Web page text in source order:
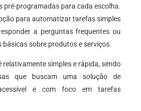
pré-programadas para cada escolha.
para automatizar tarefas simples
a perguntas frequentes ou
sobre produtos e serviços.
relativamente simples e rápida, sendo
que buscam uma solução de
e com foco em tarefas